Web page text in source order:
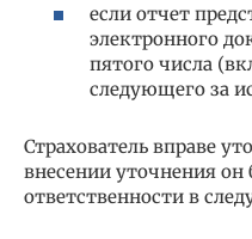
если отчет
электронного
пятого числа
следующего за
Страхователь вправе
внесении уточнения он
ответственности в